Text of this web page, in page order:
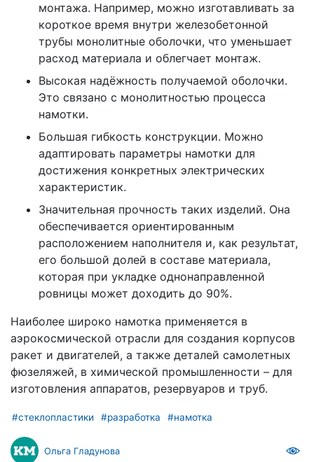
монтажа. Например, можно изготавливать за
короткое время внутри железобетонной
трубы монолитные оболочки, что уменьшает
расход материала и облегчает монтаж.
Высокая надёжность получаемой оболочки.
Это связано с монолитностью процесса
намотки.
Большая гибкость конструкции. Можно
адаптировать параметры намотки для
достижения конкретных электрических
характеристик.
Значительная прочность таких изделий. Она
обеспечивается ориентированным
расположением наполнителя и, как результат,
его большой долей в составе материала,
которая при укладке однонаправленной
ровницы может доходить до 90%.
Наиболее широко намотка применяется в
аэрокосмической отрасли для создания корпусов
ракет и двигателей, а также деталей самолетных
фюзеляжей, в химической промышленности – для
изготовления аппаратов, резервуаров и труб.
#стеклопластики #разработка #намотка
Ольга Гладунова